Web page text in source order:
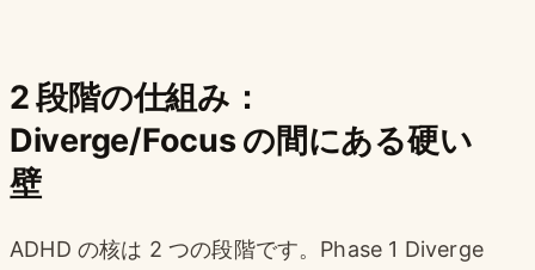
2 段階の仕組み：
Diverge/Focus の間にある硬い
壁
ADHD の核は 2 つの段階です。Phase 1 Diverge